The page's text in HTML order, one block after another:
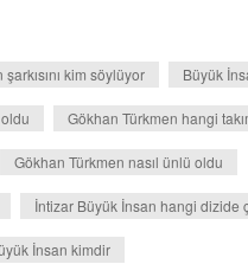
kim söylüyor Büyük
Gökhan Türkmen hangi
Gökhan Türkmen nasıl ünlü oldu
İntizar Büyük İnsan hangi dizide
İnsan kimdir